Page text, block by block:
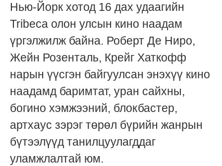
Нью-Йорк хотод 16 дах удаагийн
Tribeca олон улсын кино наадам
үргэлжилж байна. Роберт Де Ниро,
Жейн Розенталь, Крейг Хаткофф
нарын үүсгэн байгуулсан энэхүү кино
наадамд баримтат, уран сайхны,
богино хэмжээний, блокбастер,
артхаус зэрэг төрөл бүрийн жанрын
бүтээлүүд танилцуулагддаг
уламжлалтай юм.